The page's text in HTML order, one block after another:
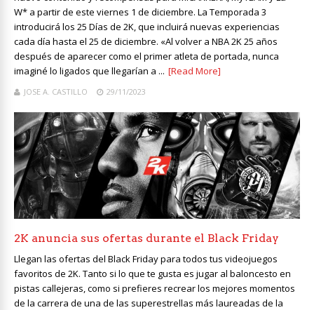
W* a partir de este viernes 1 de diciembre. La Temporada 3
introducirá los 25 Días de 2K, que incluirá nuevas experiencias
cada día hasta el 25 de diciembre. «Al volver a NBA 2K 25 años
después de aparecer como el primer atleta de portada, nunca
imaginé lo ligados que llegarían a ... [Read More]
JOSE A. CASTILLO 29/11/2023
2K anuncia sus ofertas durante el Black Friday
Llegan las ofertas del Black Friday para todos tus videojuegos
favoritos de 2K. Tanto si lo que te gusta es jugar al baloncesto en
pistas callejeras, como si prefieres recrear los mejores momentos
de la carrera de una de las superestrellas más laureadas de la